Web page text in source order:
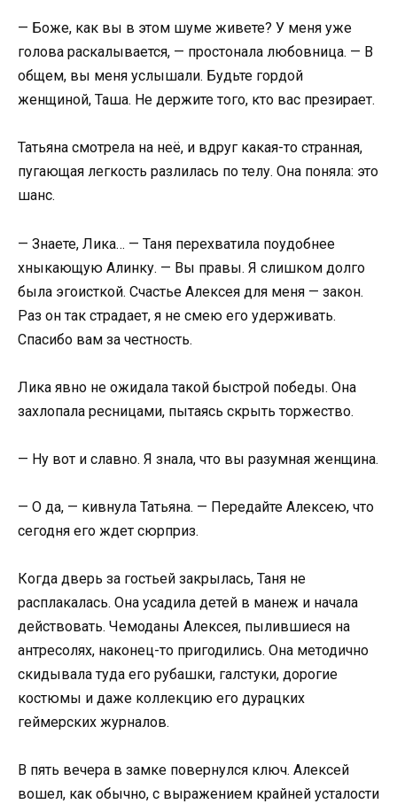
— Боже, как вы в этом шуме живете? У меня уже
голова раскалывается, — простонала любовница. — В
общем, вы меня услышали. Будьте гордой
женщиной, Таша. Не держите того, кто вас презирает.
Татьяна смотрела на неё, и вдруг какая-то странная,
пугающая легкость разлилась по телу. Она поняла: это
шанс.
— Знаете, Лика… — Таня перехватила поудобнее
хныкающую Алинку. — Вы правы. Я слишком долго
была эгоисткой. Счастье Алексея для меня — закон.
Раз он так страдает, я не смею его удерживать.
Спасибо вам за честность.
Лика явно не ожидала такой быстрой победы. Она
захлопала ресницами, пытаясь скрыть торжество.
— Ну вот и славно. Я знала, что вы разумная женщина.
— О да, — кивнула Татьяна. — Передайте Алексею, что
сегодня его ждет сюрприз.
Когда дверь за гостьей закрылась, Таня не
расплакалась. Она усадила детей в манеж и начала
действовать. Чемоданы Алексея, пылившиеся на
антресолях, наконец-то пригодились. Она методично
скидывала туда его рубашки, галстуки, дорогие
костюмы и даже коллекцию его дурацких
геймерских журналов.
В пять вечера в замке повернулся ключ. Алексей
вошел, как обычно, с выражением крайней усталости